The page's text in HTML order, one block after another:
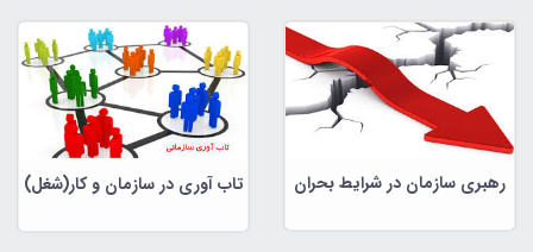
رهبری سازمان در شرایط بحران تاب آوری در سازمان و کار(شغل)